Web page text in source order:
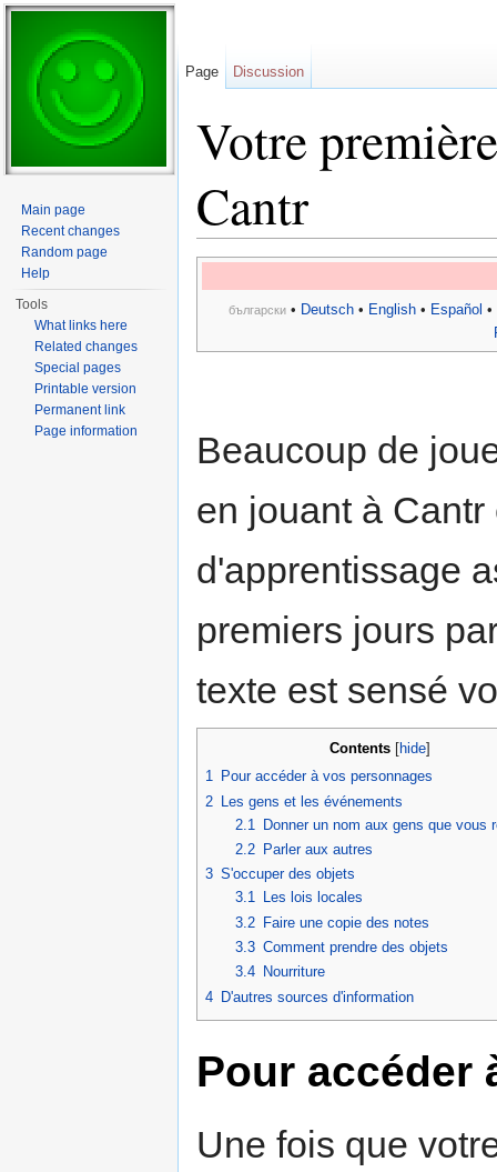
Votre
Cantr
български • Deutsch • English • Español •
Beaucoup de
en jouant à
d'apprentissage
premiers jours
texte est sensé
Contents hide
1 Pour accéder à vos personnages
2
Les gens et les événements
2.1
Donner un nom aux gens que vous
2.2
Parler aux autres
3 S'occuper des objets
3.1
Les lois locales
3.2
Faire une copie des notes
3.3 Comment prendre des objets
3.4
Nourriture
4 D'autres sources d'information
Pour accéder
Une fois que
Page Discussion
Main page
Recent changes
Random page
Help
Tools
What links here
Related changes
Special pages
Printable version
Permanent link
Page information